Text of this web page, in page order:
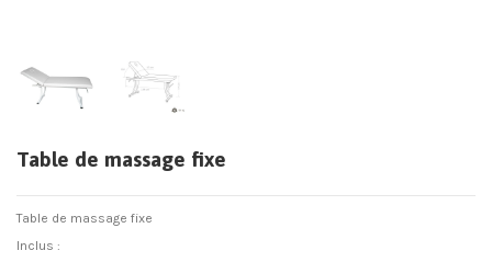
Table de massage fixe
Table de massage fixe
Inclus :